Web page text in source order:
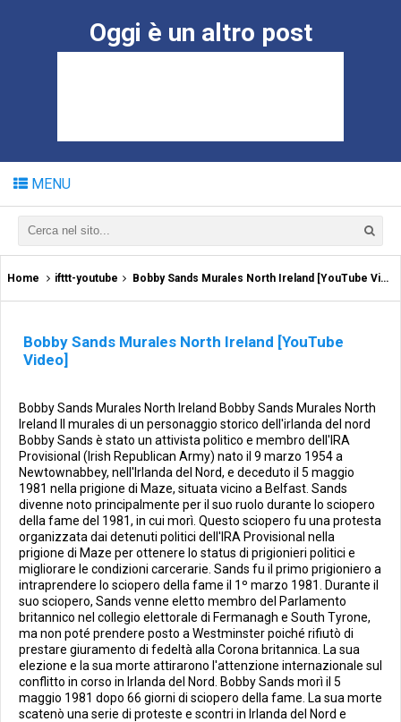
Oggi è un altro post
MENU
Home ifttt-youtube Bobby Sands Murales North Ireland [YouTube Video]
Bobby Sands Murales North Ireland [YouTube
Video]
Bobby Sands Murales North Ireland Bobby Sands Murales North
Ireland Il murales di un personaggio storico dell'irlanda del nord
Bobby Sands è stato un attivista politico e membro dell'IRA
Provisional (Irish Republican Army) nato il 9 marzo 1954 a
Newtownabbey, nell'Irlanda del Nord, e deceduto il 5 maggio
1981 nella prigione di Maze, situata vicino a Belfast. Sands
divenne noto principalmente per il suo ruolo durante lo sciopero
della fame del 1981, in cui morì. Questo sciopero fu una protesta
organizzata dai detenuti politici dell'IRA Provisional nella
prigione di Maze per ottenere lo status di prigionieri politici e
migliorare le condizioni carcerarie. Sands fu il primo prigioniero a
intraprendere lo sciopero della fame il 1º marzo 1981. Durante il
suo sciopero, Sands venne eletto membro del Parlamento
britannico nel collegio elettorale di Fermanagh e South Tyrone,
ma non poté prendere posto a Westminster poiché rifiutò di
prestare giuramento di fedeltà alla Corona britannica. La sua
elezione e la sua morte attirarono l'attenzione internazionale sul
conflitto in corso in Irlanda del Nord. Bobby Sands morì il 5
maggio 1981 dopo 66 giorni di sciopero della fame. La sua morte
scatenò una serie di proteste e scontri in Irlanda del Nord e